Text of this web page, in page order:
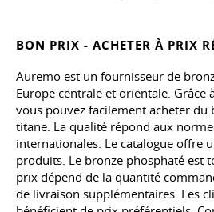
BON PRIX - ACHETER À PRIX
Auremo est un fournisseur de
Europe centrale et orientale. Grâce
vous pouvez facilement acheter du
titane. La qualité répond aux
internationales. Le catalogue offre
produits. Le bronze phosphaté est
prix dépend de la quantité
de livraison supplémentaires. Les